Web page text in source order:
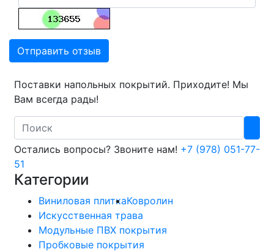
Отправить отзыв
Поставки напольных покрытий. Приходите! Мы
Вам всегда рады!
Search
Остались вопросы? Звоните нам! +7 (978) 051-77-
51
Категории
Виниловая плиткаКовролин
Искусственная трава
Модульные ПВХ покрытия
Пробковые покрытия